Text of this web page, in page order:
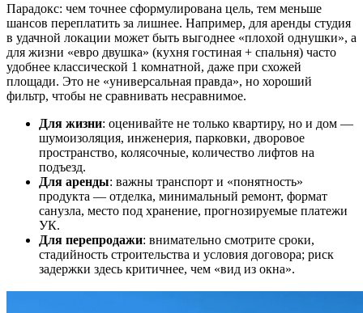
Парадокс: чем точнее сформулирована цель, тем меньше
шансов переплатить за лишнее. Например, для аренды студия
в удачной локации может быть выгоднее «плохой однушки», а
для жизни «евро двушка» (кухня гостиная + спальня) часто
удобнее классической 1 комнатной, даже при схожей
площади. Это не «универсальная правда», но хороший
фильтр, чтобы не сравнивать несравнимое.
Для жизни: оценивайте не только квартиру, но и дом —
шумоизоляция, инженерия, парковки, дворовое
пространство, колясочные, количество лифтов на
подъезд.
Для аренды: важны транспорт и «понятность»
продукта — отделка, минимальный ремонт, формат
санузла, место под хранение, прогнозируемые платежи
УК.
Для перепродажи: внимательно смотрите сроки,
стадийность строительства и условия договора; риск
задержки здесь критичнее, чем «вид из окна».